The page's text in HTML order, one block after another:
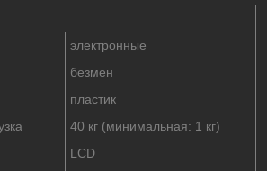
электронные
безмен
пластик
40 кг (минимальная: 1 кг)
LCD